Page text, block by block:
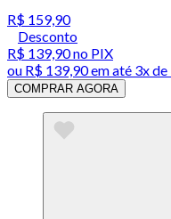
R$ 159,90
Desconto
R$ 139,90no PIX
ou R$ 139,90em até 3x de
COMPRAR AGORA